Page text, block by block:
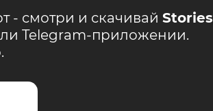
- смотри и скачивай Stories
Telegram-приложении.